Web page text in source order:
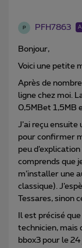
P PFH7863
Bonjour,
Voici une petite
Après de
ligne chez moi.
0,5MBet 1,5MB
J’ai reçu
pour confirmer
peu
comprends que
m’installer une
classique).
Tessares, sinon
Il est précisé
technicien, mais
bbox3 pour le